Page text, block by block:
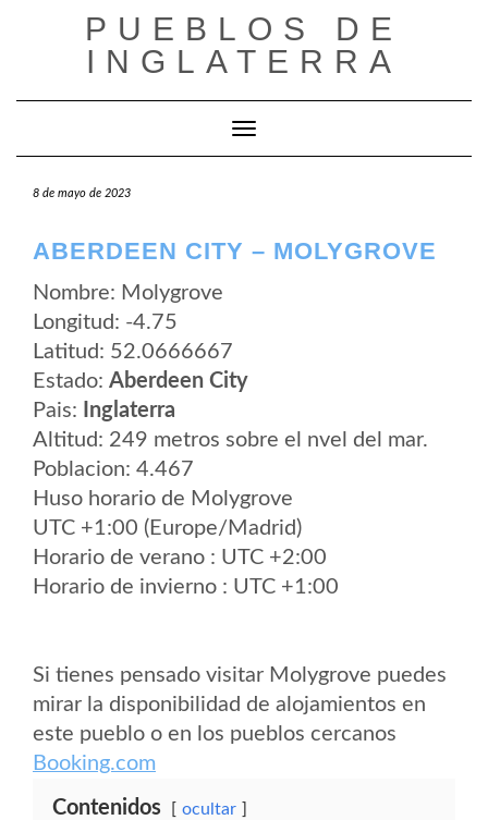
PUEBLOS DE
INGLATERRA
Cambiar modo de navegación
8 de mayo de 2023
ABERDEEN CITY – MOLYGROVE
Nombre: Molygrove
Longitud: -4.75
Latitud: 52.0666667
Estado: Aberdeen City
Pais:
Inglaterra
Altitud: 249 metros sobre el nvel del mar.
Poblacion: 4.467
Huso horario de Molygrove
UTC +1:00 (Europe/Madrid)
Horario de verano : UTC +2:00
Horario de invierno : UTC +1:00
Si tienes pensado visitar Molygrove puedes
mirar la disponibilidad de alojamientos en
este pueblo o en los pueblos cercanos
Booking.com
Contenidos ocultar